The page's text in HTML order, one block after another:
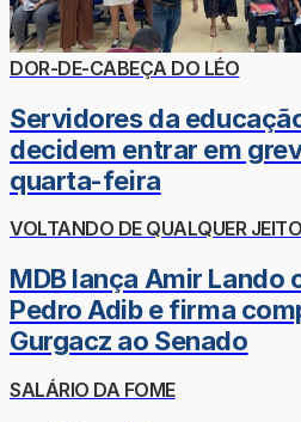
DOR-DE-CABEÇA DO LÉO
Servidores da
decidem entrar em
quarta-feira
VOLTANDO DE QUALQUER JEITO
MDB lança Amir Lando
Pedro Adib e firma
Gurgacz ao Senado
SALÁRIO DA FOME